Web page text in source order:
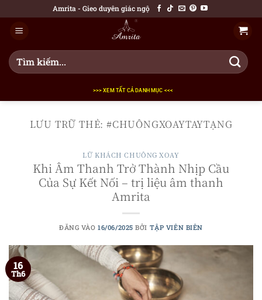
qua
dung
Amrita - Gieo duyên giác ngộ
Tìm
kiếm:
>>> XEM TẤT CẢ DANH MỤC <<<
LƯU TRỮ THẺ: #CHUÔNGXOAYTAYTẠNG
LỮ KHÁCH CHUÔNG XOAY
Khi Âm Thanh Trở Thành Nhịp Cầu
Của Sự Kết Nối – trị liệu âm thanh
Amrita
ĐĂNG VÀO16/06/2025 BỞI TẬP VIÊN BIÊN
16
Th6